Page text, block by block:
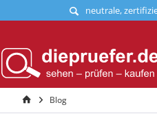
neutrale,
Blog